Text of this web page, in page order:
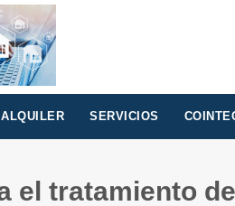
ALQUILER SERVICIOS
el tratamiento